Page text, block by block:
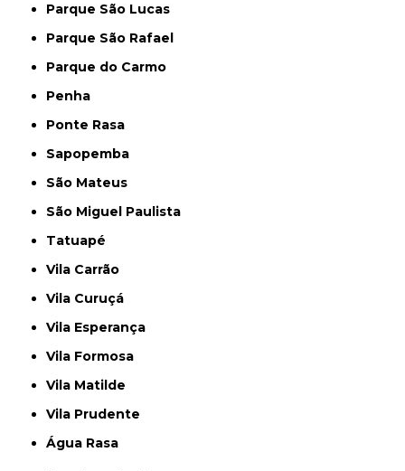
Parque São Lucas
Parque São Rafael
Parque do Carmo
Penha
Ponte Rasa
Sapopemba
São Mateus
São Miguel Paulista
Tatuapé
Vila Carrão
Vila Curuçá
Vila Esperança
Vila Formosa
Vila Matilde
Vila Prudente
Água Rasa